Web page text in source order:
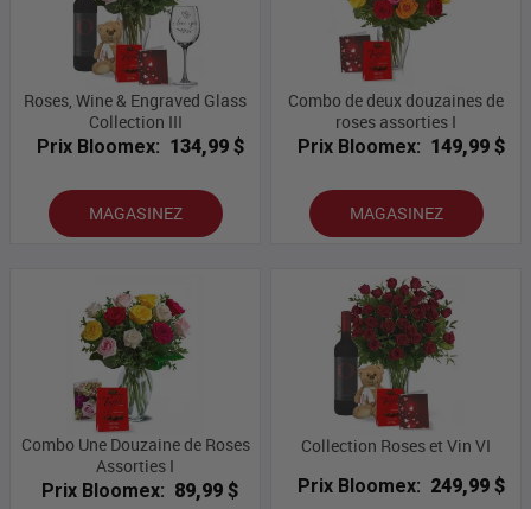
Roses, Wine & Engraved Glass
Collection III
Prix Bloomex: 134,99 $
MAGASINEZ
Combo de deux douzaines de
roses assorties I
Prix Bloomex: 149,99 $
MAGASINEZ
Combo Une Douzaine de Roses
Assorties I
Prix Bloomex: 89,99 $
Collection Roses et Vin VI
Prix Bloomex: 249,99 $